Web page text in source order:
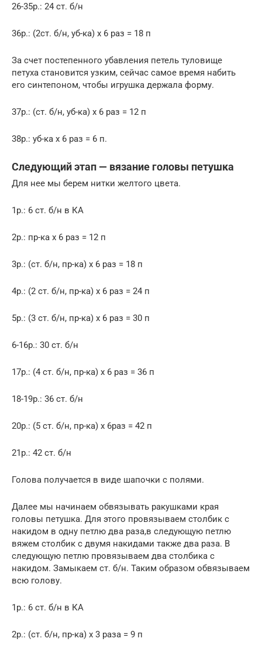
26-35р.: 24 ст. б/н
36р.: (2ст. б/н, уб-ка) х 6 раз = 18 п
За счет постепенного убавления петель туловище
петуха становится узким, сейчас самое время набить
его синтепоном, чтобы игрушка держала форму.
37р.: (ст. б/н, уб-ка) х 6 раз = 12 п
38р.: уб-ка х 6 раз = 6 п.
Следующий этап — вязание головы петушка
Для нее мы берем нитки желтого цвета.
1р.: 6 ст. б/н в КА
2р.: пр-ка х 6 раз = 12 п
3р.: (ст. б/н, пр-ка) х 6 раз = 18 п
4р.: (2 ст. б/н, пр-ка) х 6 раз = 24 п
5р.: (3 ст. б/н, пр-ка) х 6 раз = 30 п
6-16р.: 30 ст. б/н
17р.: (4 ст. б/н, пр-ка) х 6 раз = 36 п
18-19р.: 36 ст. б/н
20р.: (5 ст. б/н, пр-ка) х 6раз = 42 п
21р.: 42 ст. б/н
Голова получается в виде шапочки с полями.
Далее мы начинаем обвязывать ракушками края
головы петушка. Для этого провязываем столбик с
накидом в одну петлю два раза,в следующую петлю
вяжем столбик с двумя накидами также два раза. В
следующую петлю провязываем два столбика с
накидом. Замыкаем ст. б/н. Таким образом обвязываем
всю голову.
1р.: 6 ст. б/н в КА
2р.: (ст. б/н, пр-ка) х 3 раза = 9 п